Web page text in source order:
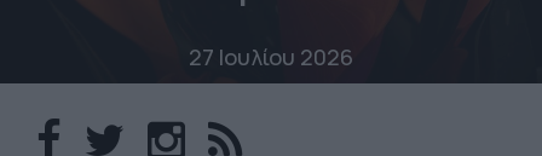
27 Ιουλίου 2026